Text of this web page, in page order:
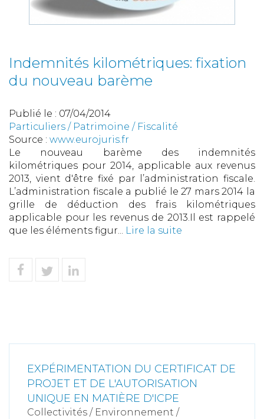
Indemnités kilométriques: fixation
du nouveau barème
Publié le : 07/04/2014
Particuliers / Patrimoine / Fiscalité
Source : www.eurojuris.fr
Le nouveau barème des indemnités
kilométriques pour 2014, applicable aux revenus
2013, vient d'être fixé par l’administration fiscale.
L’administration fiscale a publié le 27 mars 2014 la
grille de déduction des frais kilométriques
applicable pour les revenus de 2013.Il est rappelé
que les éléments figur... Lire la suite
EXPÉRIMENTATION DU CERTIFICAT DE
PROJET ET DE L'AUTORISATION
UNIQUE EN MATIÈRE D'ICPE
Collectivités / Environnement /